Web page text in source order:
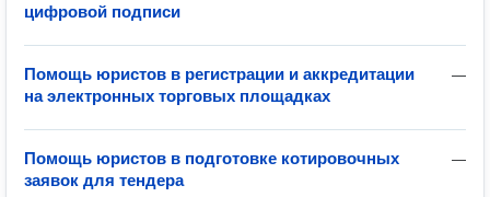
цифровой подписи
—
Помощь юристов в регистрации и аккредитации
на электронных торговых площадках
—
Помощь юристов в подготовке котировочных
заявок для тендера